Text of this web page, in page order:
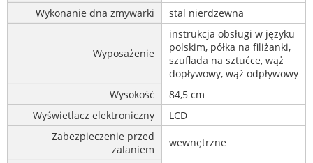
Wykonanie dna zmywarki
stal nierdzewna
Wyposażenie
instrukcja obsługi w języku
polskim, półka na filiżanki,
szuflada na sztućce, wąż
dopływowy, wąż odpływowy
Wysokość
84,5 cm
Wyświetlacz elektroniczny
LCD
Zabezpieczenie przed
zalaniem
wewnętrzne